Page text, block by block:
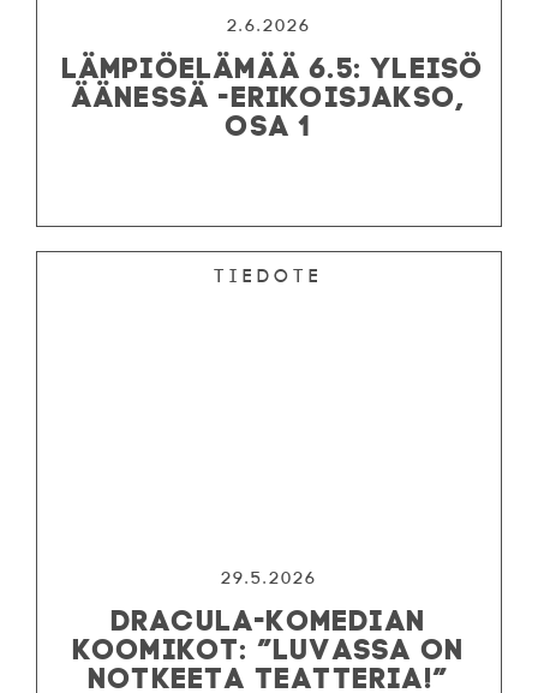
2.6.2026
LÄMPIÖELÄMÄÄ 6.5: YLEISÖ
ÄÄNESSÄ -ERIKOISJAKSO,
OSA 1
Tiedote
29.5.2026
DRACULA-KOMEDIAN
KOOMIKOT: ”LUVASSA ON
NOTKEETA TEATTERIA!”